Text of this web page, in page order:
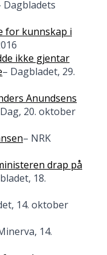
Dagbladets
for kunnskap i
ikke gjentar
– Dagbladet, 29.
Anundsens
20. oktober
– NRK
drap på
18.
14. oktober
14.